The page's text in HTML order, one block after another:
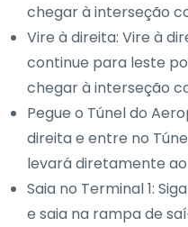
chegar à interseção
Vire à direita: Vire à
continue para leste
chegar à interseção
Pegue o Túnel do
direita e entre no
levará diretamente
Saia no Terminal 1:
e saia na rampa de